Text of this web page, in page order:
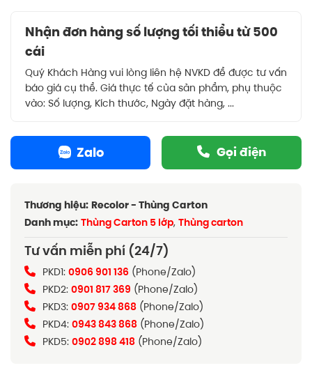
Nhận đơn hàng số lượng tối thiểu từ 500
cái
Quý Khách Hàng vui lòng liên hệ NVKD để được tư vấn
báo giá cụ thể. Giá thực tế của sản phẩm, phụ thuộc
vào: Số lượng, Kích thước, Ngày đặt hàng, ...
Zalo Gọi điện
Thương hiệu: Recolor - Thùng Carton
Danh mục: Thùng Carton 5 lớp, Thùng carton
Tư vấn miễn phí (24/7)
PKD1: 0906 901 136 (Phone/Zalo)
PKD2: 0901 817 369 (Phone/Zalo)
PKD3: 0907 934 868 (Phone/Zalo)
PKD4: 0943 843 868 (Phone/Zalo)
PKD5: 0902 898 418 (Phone/Zalo)